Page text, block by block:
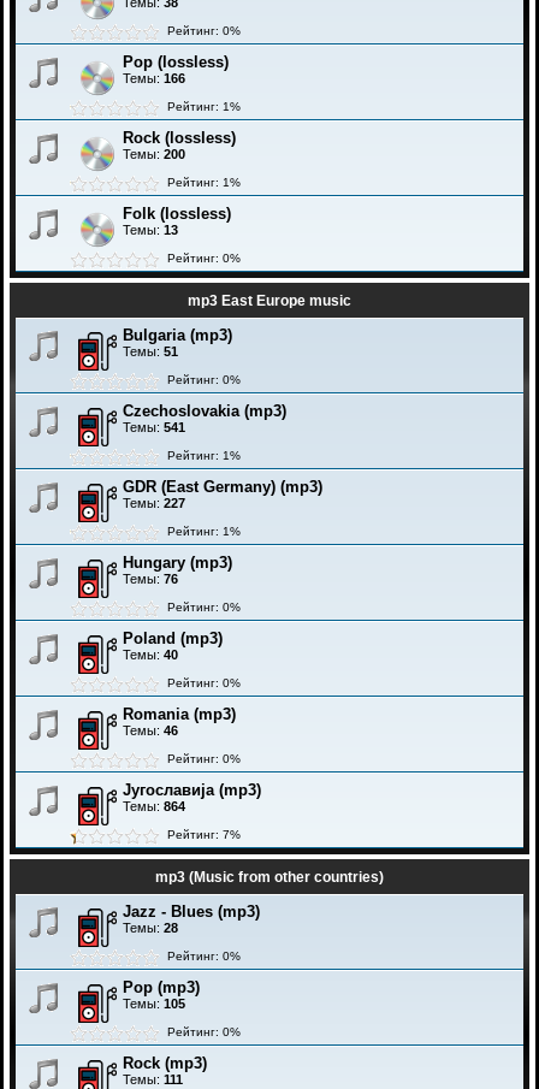
Рейтинг: 0%
Pop (lossless)
Темы: 166
Рейтинг: 1%
Rock (lossless)
Темы: 200
Рейтинг: 1%
Folk (lossless)
Темы: 13
Рейтинг: 0%
mp3 East Europe music
Bulgaria (mp3)
Темы: 51
Рейтинг: 0%
Czechoslovakia (mp3)
Темы: 541
Рейтинг: 1%
GDR (East Germany) (mp3)
Темы: 227
Рейтинг: 1%
Hungary (mp3)
Темы: 76
Рейтинг: 0%
Poland (mp3)
Темы: 40
Рейтинг: 0%
Romania (mp3)
Темы: 46
Рейтинг: 0%
Југославија (mp3)
Темы: 864
Рейтинг: 7%
mp3 (Music from other countries)
Jazz - Blues (mp3)
Темы: 28
Рейтинг: 0%
Pop (mp3)
Темы: 105
Рейтинг: 0%
Rock (mp3)
Темы: 111